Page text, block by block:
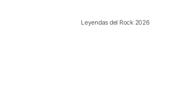
Leyendas del Rock 2026